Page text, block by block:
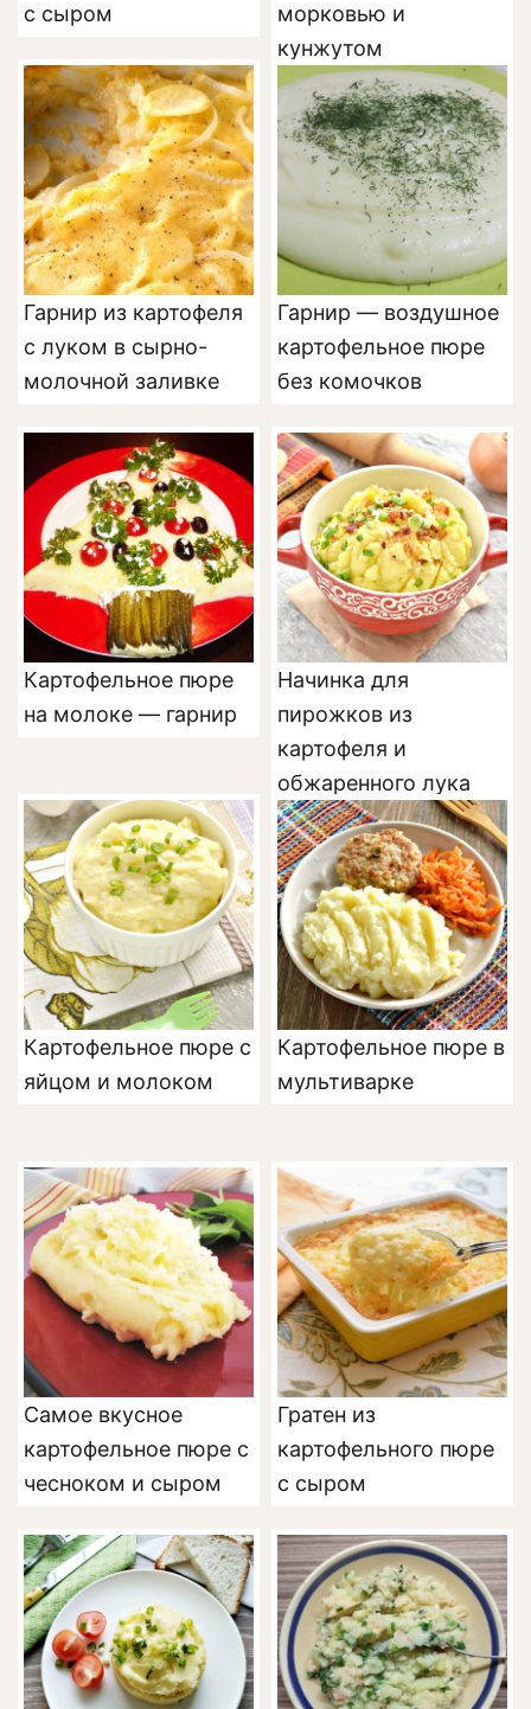
с сыром
морковью и
кунжутом
Гарнир из картофеля
с луком в сырно-
молочной заливке
Гарнир — воздушное
картофельное пюре
без комочков
Картофельное пюре
на молоке — гарнир
Начинка для
пирожков из
картофеля и
обжаренного лука
Картофельное пюре с
яйцом и молоком
Картофельное пюре в
мультиварке
Самое вкусное
картофельное пюре с
чесноком и сыром
Гратен из
картофельного пюре
с сыром